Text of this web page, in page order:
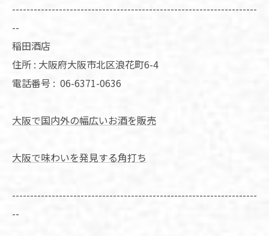
--------------------------------------------------------------------
--
稲田酒店
住所 : 大阪府大阪市北区浪花町6-4
電話番号 : 06-6371-0636
大阪で国内外の幅広いお酒を販売
大阪で味わいを発見する角打ち
--------------------------------------------------------------------
--